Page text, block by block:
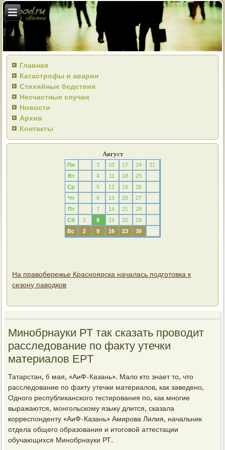
Главная
Катастрофы и аварии
Стихийные бедствия
Несчастные случаи
Новости
Архив
Контакты
Август
Пн 3 10 17 24
31
Вт
4 11 18
25
Ср
5 12 19
26
Чт
6 13 20
27
Пт
7 14 21
28
Сб
1 8 15 22
29
Вс
2 9 16 23 30
На правобережье Красноярска началась подготовка к
сезону паводков
Минобрнауки РТ так сказать проводит
расследование по факту утечки
материалов ЕРТ
Татарстан, 6 мая, «АиФ-Казань». Мало кто знает то, что
расследование по факту утечки материалов, как заведено,
Одного республиканского тестирования по, как многие
выражаются, монгольскому языку длится, сказала
корреспонденту «АиФ-Казань» Амирова Лилия, начальник
отдела общего образования и итоговой аттестации
обучающихся Минобрнауки РТ.